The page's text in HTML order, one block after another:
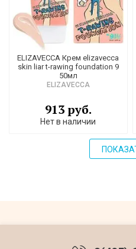
ELIZAVECCA Крем elizavecca
skin liar t-rawing foundation 9
50мл
ELIZAVECCA
913 руб.
Нет в наличии